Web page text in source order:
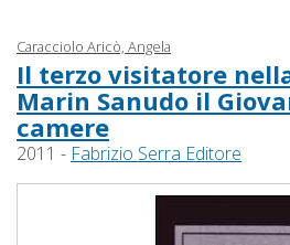
Caracciolo Aricò, Angela
Il terzo visitatore
Marin Sanudo il
camere
2011 - Fabrizio Serra Editore